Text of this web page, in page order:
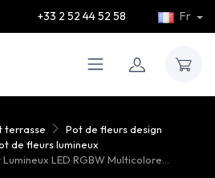
+33 2 52 44 52 58 Fr
terrasse
Pot de fleurs design
de fleurs lumineux
Lumineux LED RGBW Multicolore...